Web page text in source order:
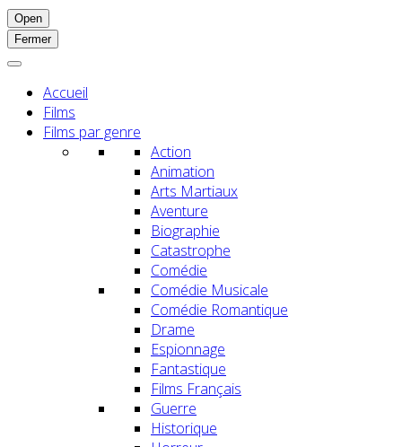
Open
Fermer
Accueil
Films
Films par genre
Action
Animation
Arts Martiaux
Aventure
Biographie
Catastrophe
Comédie
Comédie Musicale
Comédie Romantique
Drame
Espionnage
Fantastique
Films Français
Guerre
Historique